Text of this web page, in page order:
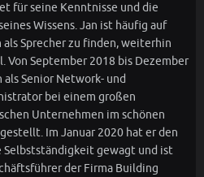
für seine Kenntnisse und die
Wissens. Jan ist häufig auf
als Sprecher zu finden, weiterhin
Von September 2018 bis Dezember
als Senior Network- und
bei einem großen
Unternehmen im schönen
Im Januar 2020 hat er den
Selbstständigkeit gewagt und ist
der Firma Building